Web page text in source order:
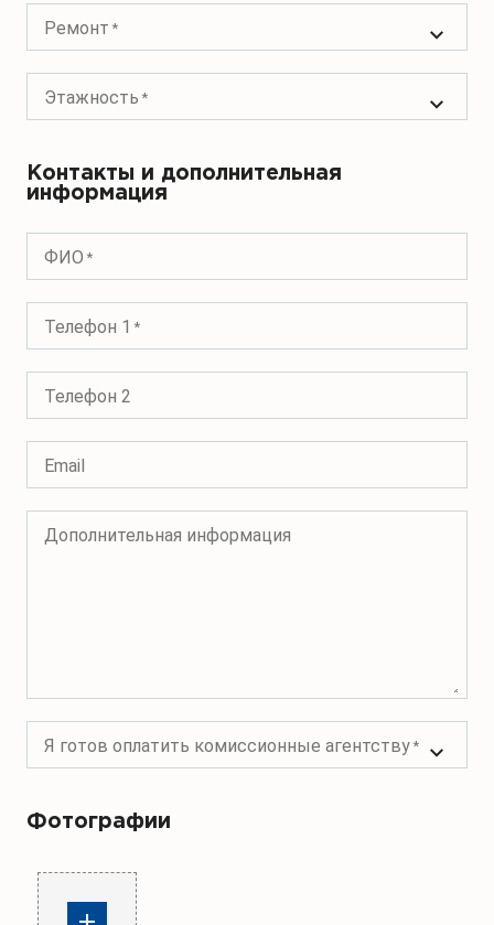
Ремонт
Этажность
Контакты и дополнительная
информация
ФИО
Телефон 1
Телефон 2
Email
Дополнительная информация
Я готов оплатить комиссионные агентству
Фотографии